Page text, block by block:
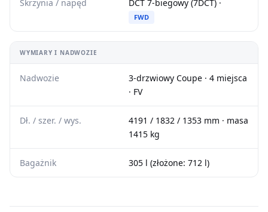
Skrzynia / napęd DCT 7-biegowy (7DCT) ·
FWD
WYMIARY I NADWOZIE
Nadwozie
3-drzwiowy Coupe · 4 miejsca
· FV
Dł. / szer. / wys.
4191 / 1832 / 1353 mm · masa
1415 kg
Bagażnik 305 l (złożone: 712 l)